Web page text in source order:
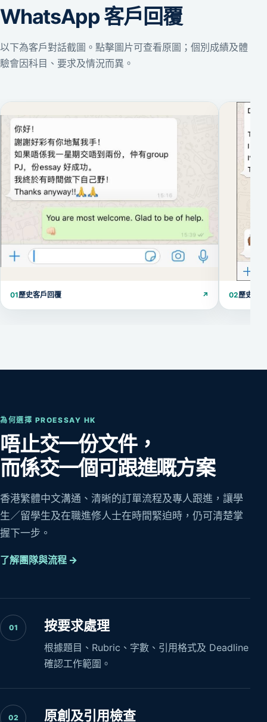
WhatsApp 客戶回覆
以下為客戶對話截圖。點擊圖片可查看原圖；個別成績及體
驗會因科目、要求及情況而異。
01歷史客戶回覆 ↗ 02歷史客
為何選擇 PROESSAY HK
唔止交一份文件，
而係交一個可跟進嘅方案
香港繁體中文溝通、清晰的訂單流程及專人跟進，讓學
生／留學生及在職進修人士在時間緊迫時，仍可清楚掌
握下一步。
了解團隊與流程 →
01 按要求處理
根據題目、Rubric、字數、引用格式及 Deadline
確認工作範圍。
02 原創及引用檢查